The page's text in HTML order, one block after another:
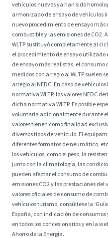
vehículos nuevos ya han sido
armonizado de ensayo de vehículos
nuevo procedimiento de ensayo
combustible y las emisiones de CO2.
WLTP sustituyó completamente al
el procedimiento de ensayo
de ensayo más realistas, el consumo
medidos con arreglo al WLTP suelen
arreglo al NEDC. En caso de
normativa WLTP, los valores NEDC
dicha normativa WLTP. Es posible
voluntaria adicionalmente durante
valores tienen como finalidad
diversos tipos de vehículo. El
diferentes formatos de neumático,
los vehículos, como el peso, la
junto con la climatología, las
pueden afectar el consumo de
emisiones CO2 y las prestaciones
valores oficiales de consumo de
vehículos turismo, consúltese la
España, con indicación de consumos
en todos los concesionarios y en la
Ahorro de la Energía.